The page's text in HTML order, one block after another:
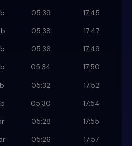
05:39
17:45
05:38
17:47
05:36
17:49
05:34
17:50
05:32
17:52
05:30
17:54
05:28
17:55
05:26
17:57